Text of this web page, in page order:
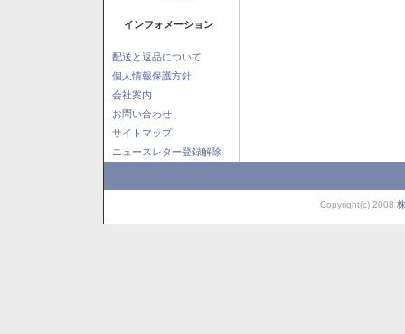
インフォメーション
配送と返品について
個人情報保護方針
会社案内
お問い合わせ
サイトマップ
ニュースレター登録解除
Copyright(c) 2008